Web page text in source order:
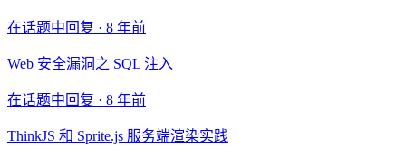
在话题中回复 · 8 年前
Web 安全漏洞之 SQL 注入
在话题中回复 · 8 年前
ThinkJS 和 Sprite.js 服务端渲染实践